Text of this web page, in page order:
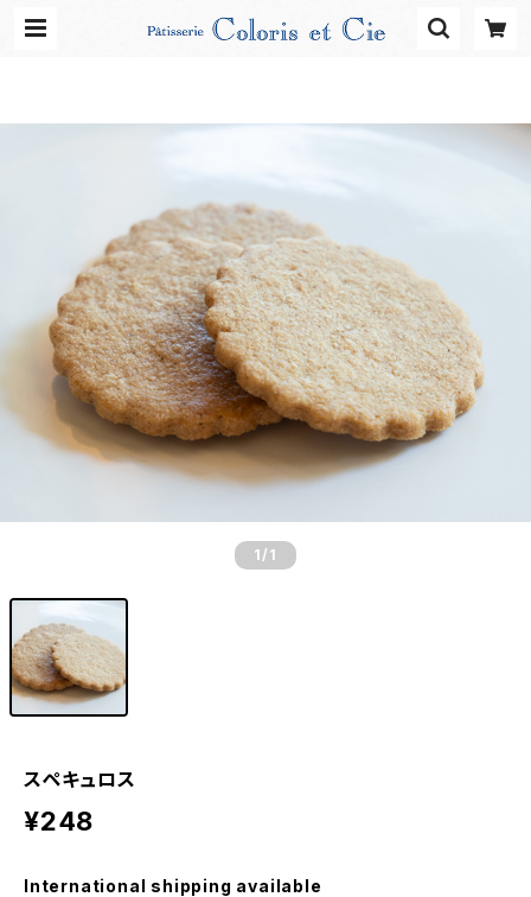
1 /1
スペキュロス
¥248
International shipping available